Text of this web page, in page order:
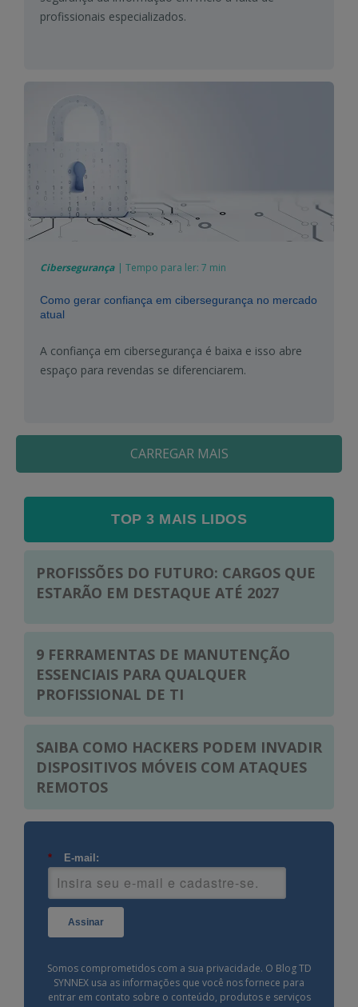
profissionais especializados.
Cibersegurança | Tempo para ler: 7 min
Como gerar confiança em cibersegurança no mercado
atual
A confiança em cibersegurança é baixa e isso abre
espaço para revendas se diferenciarem.
CARREGAR MAIS
TOP 3 MAIS LIDOS
PROFISSÕES DO FUTURO: CARGOS QUE
ESTARÃO EM DESTAQUE ATÉ 2027
9 FERRAMENTAS DE MANUTENÇÃO
ESSENCIAIS PARA QUALQUER
PROFISSIONAL DE TI
SAIBA COMO HACKERS PODEM INVADIR
DISPOSITIVOS MÓVEIS COM ATAQUES
REMOTOS
* E-mail:
Assinar
Somos comprometidos com a sua privacidade. O Blog TD
SYNNEX usa as informações que você nos fornece para
entrar em contato sobre o conteúdo, produtos e serviços